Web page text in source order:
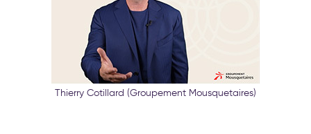
Thierry Cotillard (Groupement Mousquetaires)